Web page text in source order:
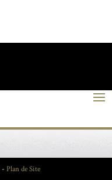
- Plan de Site